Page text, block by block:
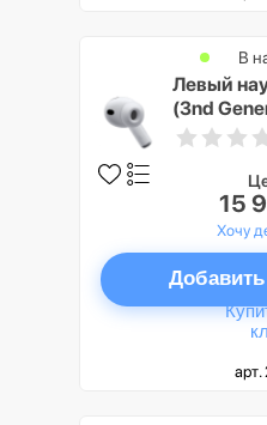
Левый
(3nd
В
15
Хочу